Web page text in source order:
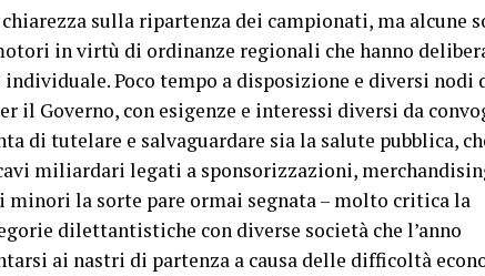
chiarezza sulla ripartenza dei campionati, ma alcune
in virtù di ordinanze regionali che hanno
Poco tempo a disposizione e diversi nodi
il Governo, con esigenze e interessi diversi da
di tutelare e salvaguardare sia la salute pubblica,
miliardari legati a sponsorizzazioni,
minori la sorte pare ormai segnata – molto critica la
dilettantistiche con diverse società che l’anno
ai nastri di partenza a causa delle difficoltà